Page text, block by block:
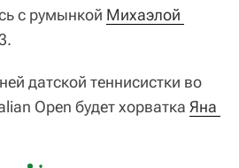
с румынкой Михаэлой
датской теннисистки во
Open будет хорватка Яна